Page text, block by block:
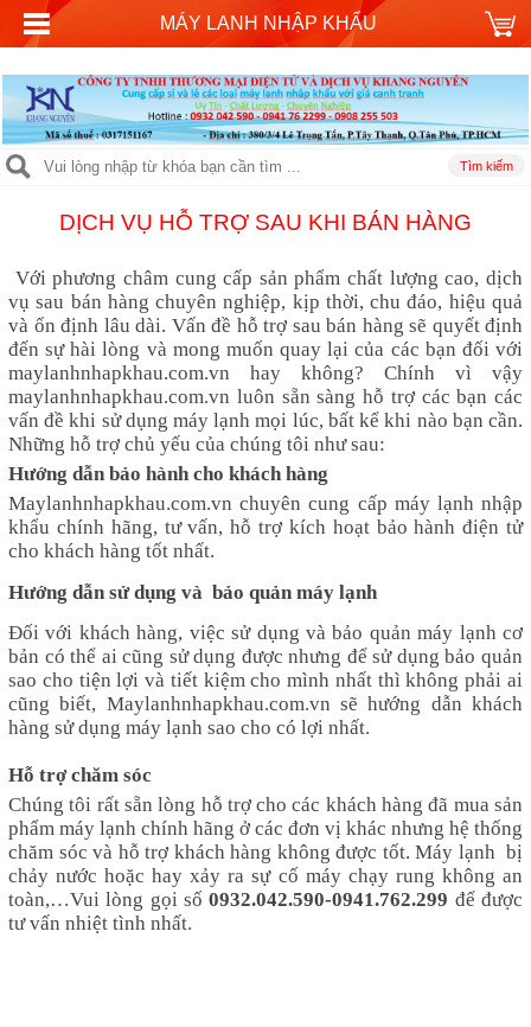
DỊCH VỤ HỖ TRỢ SAU KHI BÁN HÀNG
Với phương châm cung cấp sản phẩm chất lượng cao, dịch
vụ sau bán hàng chuyên nghiệp, kịp thời, chu đáo, hiệu quả
và ổn định lâu dài. Vấn đề hỗ trợ sau bán hàng sẽ quyết định
đến sự hài lòng và mong muốn quay lại của các bạn đối với
maylanhnhapkhau.com.vn hay không? Chính vì vậy
maylanhnhapkhau.com.vn luôn sẵn sàng hỗ trợ các bạn các
vấn đề khi sử dụng máy lạnh mọi lúc, bất kể khi nào bạn cần.
Những hỗ trợ chủ yếu của chúng tôi như sau:
Hướng dẫn bảo hành cho khách hàng
Maylanhnhapkhau.com.vn chuyên cung cấp máy lạnh nhập
khẩu chính hãng, tư vấn, hỗ trợ kích hoạt bảo hành điện tử
cho khách hàng tốt nhất.
Hướng dẫn sử dụng và bảo quản máy lạnh
Đối với khách hàng, việc sử dụng và bảo quản máy lạnh cơ
bản có thể ai cũng sử dụng được nhưng để sử dụng bảo quản
sao cho tiện lợi và tiết kiệm cho mình nhất thì không phải ai
cũng biết, Maylanhnhapkhau.com.vn sẽ hướng dẫn khách
hàng sử dụng máy lạnh sao cho có lợi nhất.
Hỗ trợ chăm sóc
Chúng tôi rất sẵn lòng hỗ trợ cho các khách hàng đã mua sản
phẩm máy lạnh chính hãng ở các đơn vị khác nhưng hệ thống
chăm sóc và hỗ trợ khách hàng không được tốt. Máy lạnh bị
chảy nước hoặc hay xảy ra sự cố máy chạy rung không an
toàn,…Vui lòng gọi số0932.042.590-0941.762.299 để được
tư vấn nhiệt tình nhất.
MÁY LANH NHẬP KHẨU